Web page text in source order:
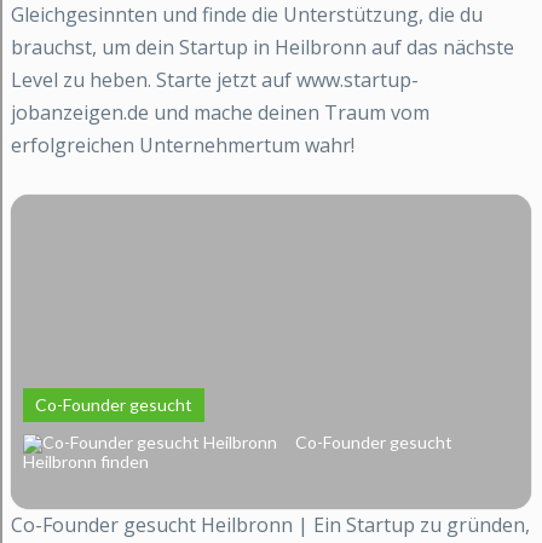
Gleichgesinnten und finde die Unterstützung, die du
brauchst, um dein Startup in Heilbronn auf das nächste
Level zu heben. Starte jetzt auf www.startup-
jobanzeigen.de und mache deinen Traum vom
erfolgreichen Unternehmertum wahr!
Co-Founder gesucht
Co-Founder gesucht
Heilbronn finden
Co-Founder gesucht Heilbronn | Ein Startup zu gründen,